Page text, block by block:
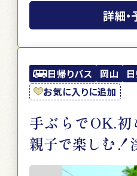
詳細
日帰りバス 岡山
お気に入りに追加
手ぶらでOK.
親子で楽しむ！